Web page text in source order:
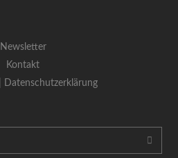
Newsletter
Kontakt
Datenschutzerklärung